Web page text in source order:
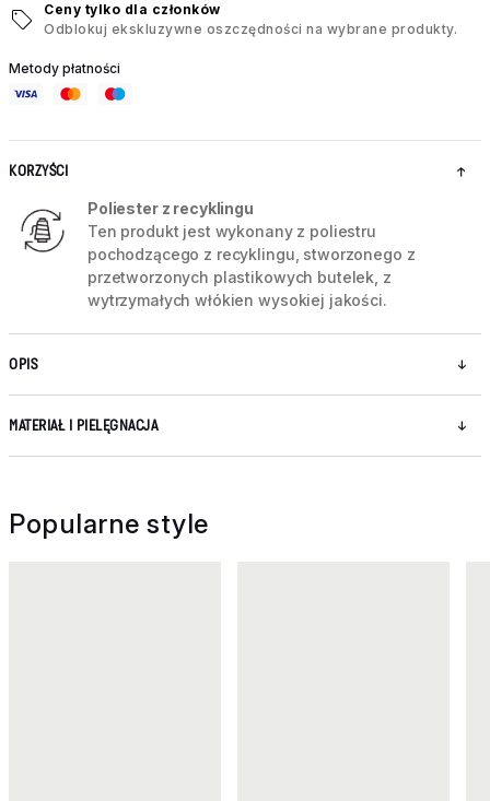
Ceny tylko dla członków
Odblokuj ekskluzywne oszczędności na wybrane produkty.
Metody płatności
KORZYŚCI
Poliester z recyklingu
Ten produkt jest wykonany z poliestru
pochodzącego z recyklingu, stworzonego z
przetworzonych plastikowych butelek, z
wytrzymałych włókien wysokiej jakości.
OPIS
MATERIAŁ I PIELĘGNACJA
Popularne style